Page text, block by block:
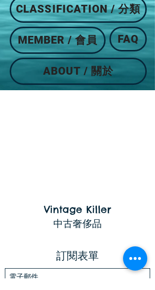
CLASSIFICATION / 分類
MEMBER / 會員 FAQ
ABOUT / 關於
Vintage Killer
中古奢侈品
訂閱表單